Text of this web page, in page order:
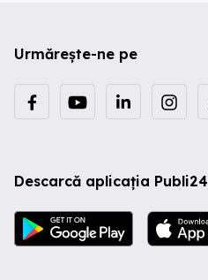
Urmărește-ne pe
Descarcă aplicația Publi24